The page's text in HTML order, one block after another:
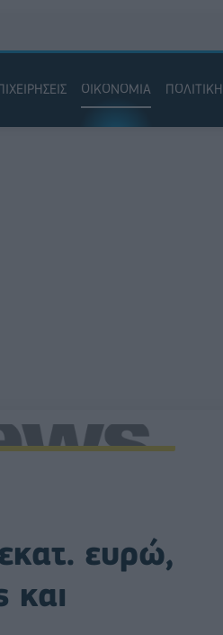
ΟΙΚΟΝΟΜΙΑ ΠΟΛΙΤΙΚΗ
ευρώ,
και